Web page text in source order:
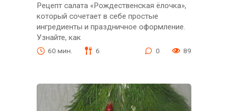
Рецепт салата «Рождественская ёлочка»,
который сочетает в себе простые
ингредиенты и праздничное оформление.
Узнайте, как
60 мин. 6 0 89